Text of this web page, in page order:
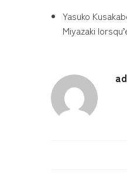
Yasuko
Miyazaki